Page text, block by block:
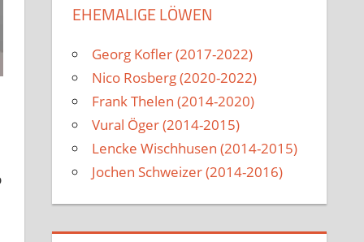
EHEMALIGE LÖWEN
Georg Kofler (2017-2022)
Nico Rosberg (2020-2022)
Frank Thelen (2014-2020)
Vural Öger (2014-2015)
Lencke Wischhusen (2014-2015)
Jochen Schweizer (2014-2016)